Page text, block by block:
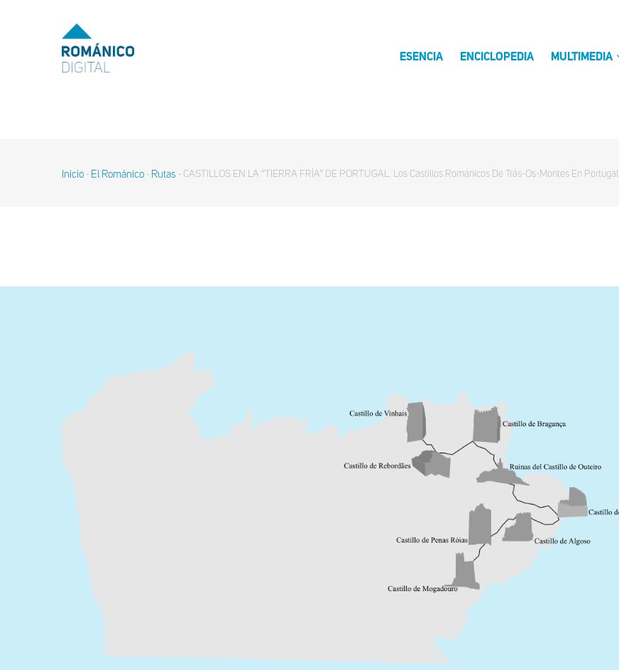
MENU
TOP
ESENCIA ENCICLOPEDIA MULTIMEDIA
la
Inicio - El Románico - Rutas - CASTILLOS EN LA “TIERRA FRÍA” DE PORTUGAL. Los Castillos Románicos De Trás-Os-Montes En Portugal